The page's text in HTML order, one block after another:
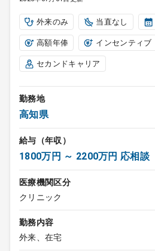
外来のみ 当直なし
高額年俸 インセンティブ
セカンドキャリア
勤務地
高知県
給与（年収）
1800万円 ～ 2200万円 応相談
医療機関区分
クリニック
勤務内容
外来、在宅